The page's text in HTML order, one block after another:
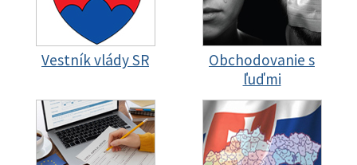
Vestník vlády SR
Obchodovanie s
ľuďmi